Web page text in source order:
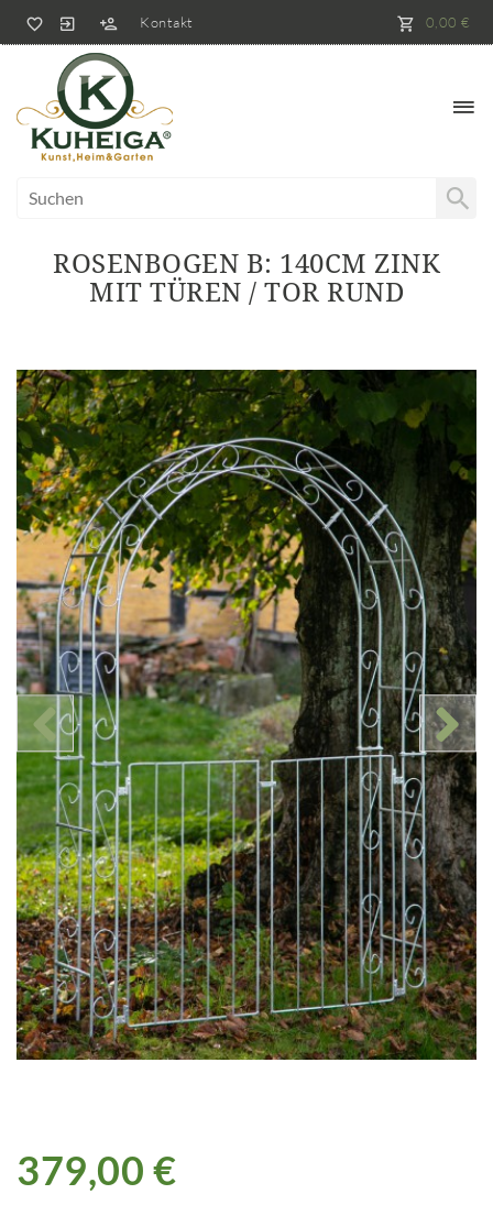
Kontakt 0,00 €
ROSENBOGEN B: 140CM ZINK
MIT TÜREN / TOR RUND
379,00 €